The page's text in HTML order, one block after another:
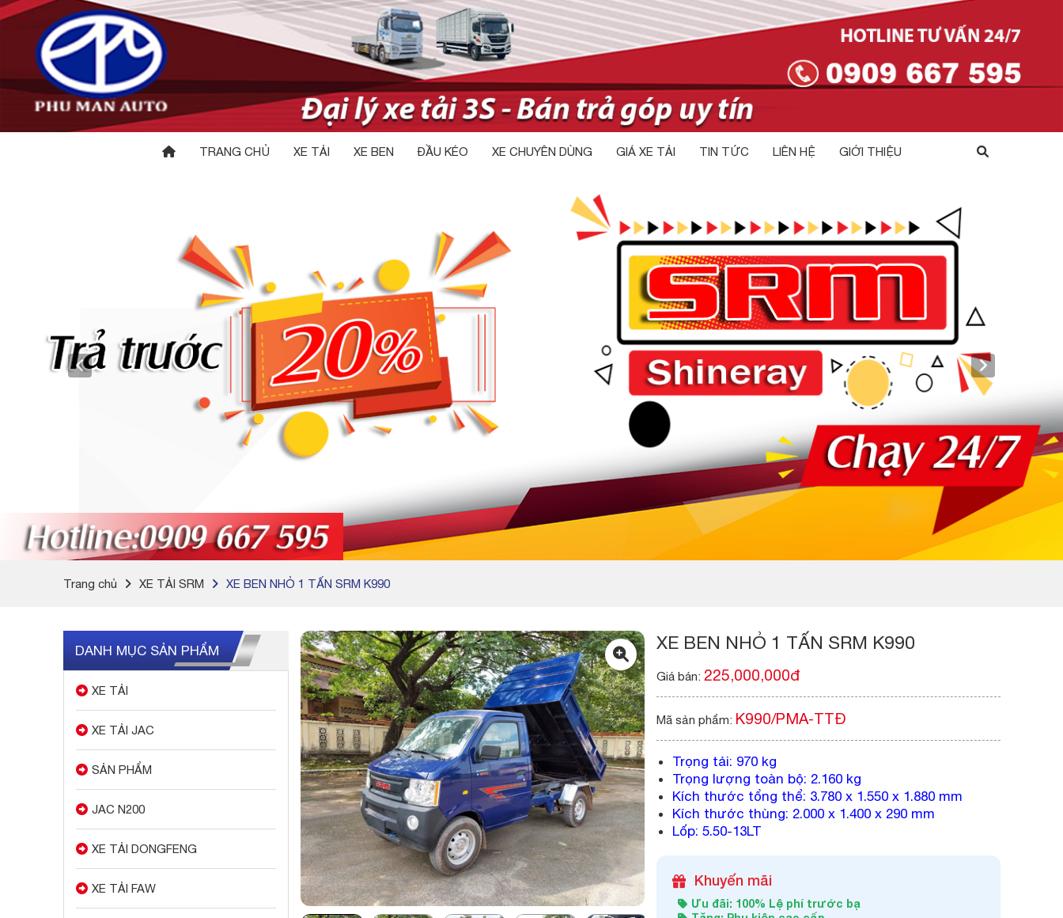
TRANG CHỦ XE TẢI XE BEN ĐẦU KÉO XE CHUYÊN DÙNG GIÁ XE TẢI TIN TỨC LIÊN HỆ GIỚI THIỆU
Trang chủ XE TẢI SRM XE BEN NHỎ 1 TẤN SRM K990
DANH MỤC SẢN PHẨM
XE TẢI
XE TẢI JAC
SẢN PHẨM
JAC N200
XE TẢI DONGFENG
XE TẢI FAW
XE BEN NHỎ 1 TẤN SRM K990
Giá bán: 225,000,000đ
Mã sản phẩm: K990/PMA-TTĐ
Trọng tải: 970 kg
Trọng lượng toàn bộ: 2.160 kg
Kích thước tổng thể: 3.780 x 1.550 x 1.880 mm
Kích thước thùng: 2.000 x 1.400 x 290 mm
Lốp: 5.50-13LT
Khuyến mãi
Ưu đãi: 100% Lệ phí trước bạ